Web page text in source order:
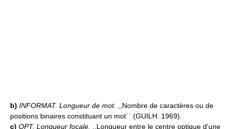
b) INFORMAT. Longueur de mot.
,,Nombre de caractères ou de
positions binaires constituant un mot`` (GUILH. 1969).
c) OPT. Longueur focale. ,,Longueur entre le centre optique d'une